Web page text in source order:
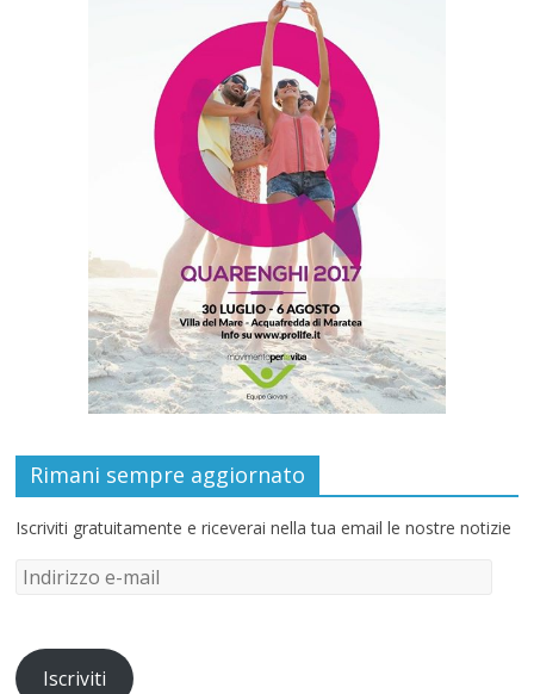
Rimani sempre aggiornato
Iscriviti gratuitamente e riceverai nella tua email le nostre notizie
Iscriviti